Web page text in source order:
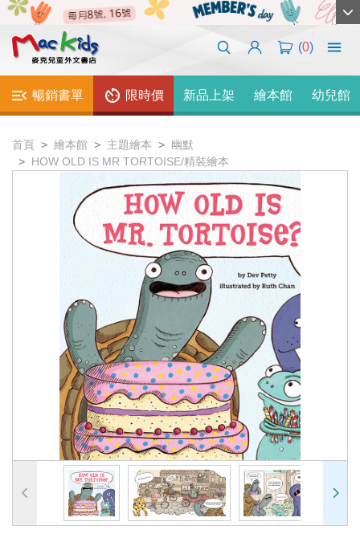
(0)
暢銷書單 限時價 新品上架 繪本館 幼兒館
首頁 繪本館 主題繪本
幽默
HOW OLD IS MR TORTOISE/精裝繪本